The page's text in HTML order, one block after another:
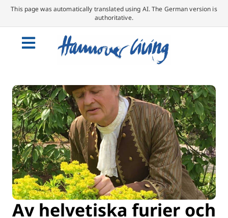
This page was automatically translated using AI. The German version is
authoritative.
Av helvetiska furier och